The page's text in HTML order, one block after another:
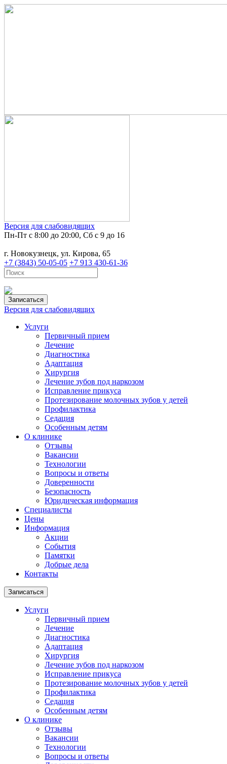
Версия для слабовидящих
Пн-Пт с 8:00 до 20:00, Сб с 9 до 16
г. Новокузнецк, ул. Кирова, 65
+7 (3843) 50-05-05 +7 913 430-61-36
Записаться
Версия для слабовидящих
Услуги
Первичный прием
Лечение
Диагностика
Адаптация
Хирургия
Лечение зубов под наркозом
Исправление прикуса
Протезирование молочных зубов у детей
Профилактика
Седация
Особенным детям
О клинике
Отзывы
Вакансии
Технологии
Вопросы и ответы
Доверенности
Безопасность
Юридическая информация
Специалисты
Цены
Информация
Акции
События
Памятки
Добрые дела
Контакты
Записаться
Услуги
Первичный прием
Лечение
Диагностика
Адаптация
Хирургия
Лечение зубов под наркозом
Исправление прикуса
Протезирование молочных зубов у детей
Профилактика
Седация
Особенным детям
О клинике
Отзывы
Вакансии
Технологии
Вопросы и ответы